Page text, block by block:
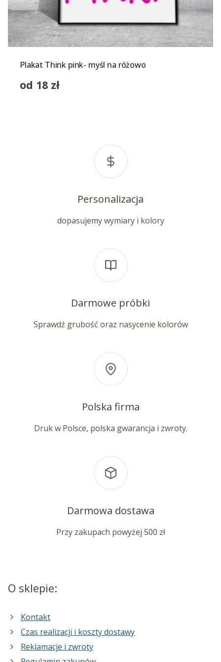
Plakat Think pink- myśl na różowo
od 18 zł
Personalizacja
dopasujemy wymiary i kolory
Darmowe próbki
Sprawdź grubość oraz nasycenie kolorów
Polska firma
Druk w Polsce, polska gwarancja i zwroty.
Darmowa dostawa
Przy zakupach powyżej 500 zł
O sklepie:
Kontakt
Czas realizacji i koszty dostawy
Reklamacje i zwroty